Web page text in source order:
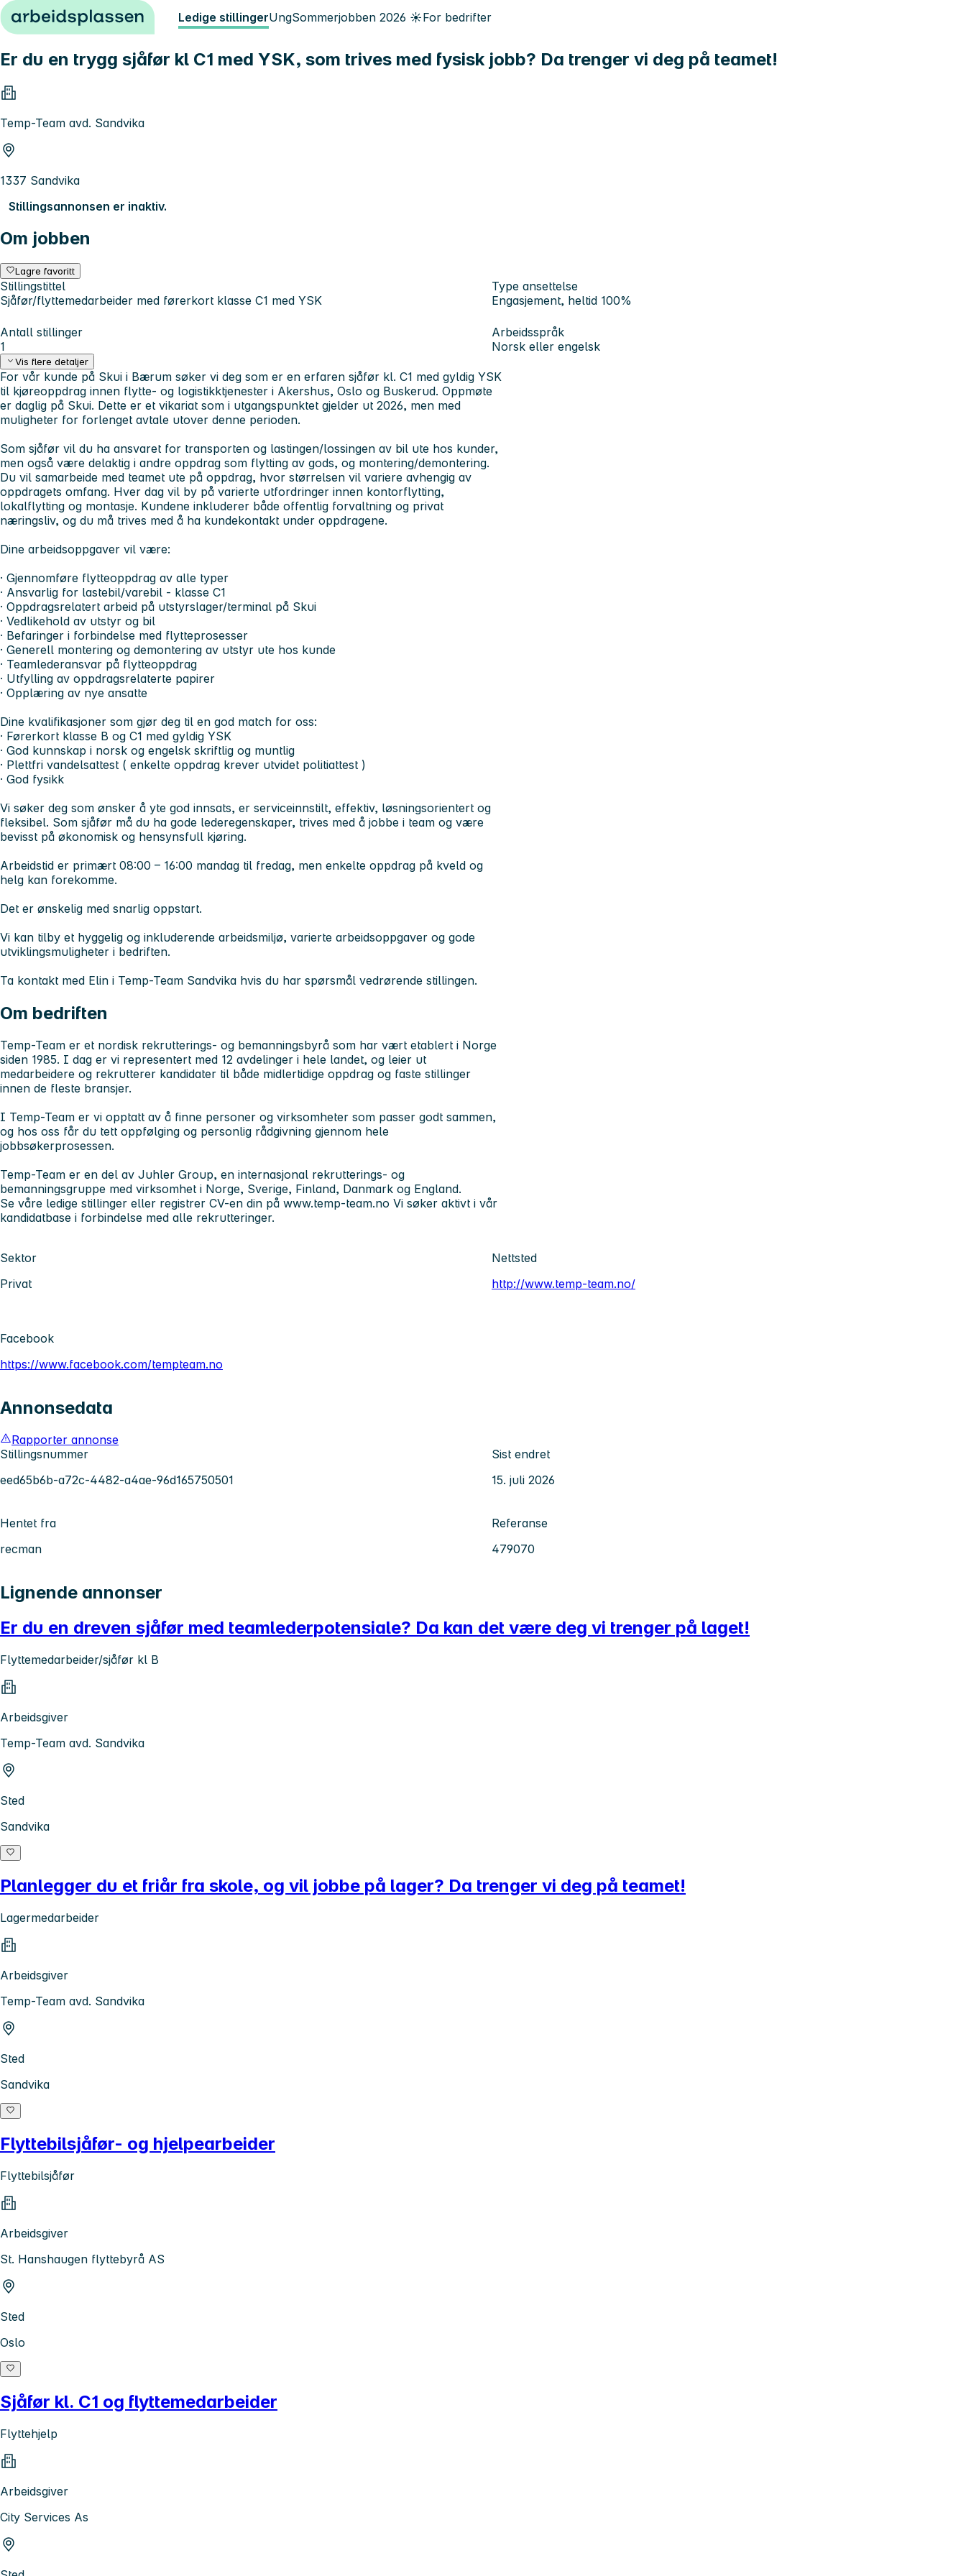
Hopp til innhold Ledige stillingerUngSommerjobben 2026 ☀️For bedrifter
Er du en trygg sjåfør kl C1 med YSK, som trives med fysisk jobb? Da trenger vi deg på teamet!
Temp-Team avd. Sandvika
1337 Sandvika
Stillingsannonsen er inaktiv.
Om jobben
Lagre favoritt
Stillingstittel
Sjåfør/flyttemedarbeider med førerkort klasse C1 med YSK
Type ansettelse
Engasjement, heltid 100%
Antall stillinger
1
Arbeidsspråk
Norsk eller engelsk
Vis flere detaljer
For vår kunde på Skui i Bærum søker vi deg som er en erfaren sjåfør kl. C1 med gyldig YSK
til kjøreoppdrag innen flytte- og logistikktjenester i Akershus, Oslo og Buskerud. Oppmøte
er daglig på Skui. Dette er et vikariat som i utgangspunktet gjelder ut 2026, men med
muligheter for forlenget avtale utover denne perioden.
Som sjåfør vil du ha ansvaret for transporten og lastingen/lossingen av bil ute hos kunder,
men også være delaktig i andre oppdrag som flytting av gods, og montering/demontering.
Du vil samarbeide med teamet ute på oppdrag, hvor størrelsen vil variere avhengig av
oppdragets omfang. Hver dag vil by på varierte utfordringer innen kontorflytting,
lokalflytting og montasje. Kundene inkluderer både offentlig forvaltning og privat
næringsliv, og du må trives med å ha kundekontakt under oppdragene.
Dine arbeidsoppgaver vil være:
· Gjennomføre flytteoppdrag av alle typer
· Ansvarlig for lastebil/varebil - klasse C1
· Oppdragsrelatert arbeid på utstyrslager/terminal på Skui
· Vedlikehold av utstyr og bil
· Befaringer i forbindelse med flytteprosesser
· Generell montering og demontering av utstyr ute hos kunde
· Teamlederansvar på flytteoppdrag
· Utfylling av oppdragsrelaterte papirer
· Opplæring av nye ansatte
Dine kvalifikasjoner som gjør deg til en god match for oss:
· Førerkort klasse B og C1 med gyldig YSK
· God kunnskap i norsk og engelsk skriftlig og muntlig
· Plettfri vandelsattest ( enkelte oppdrag krever utvidet politiattest )
· God fysikk
Vi søker deg som ønsker å yte god innsats, er serviceinnstilt, effektiv, løsningsorientert og
fleksibel. Som sjåfør må du ha gode lederegenskaper, trives med å jobbe i team og være
bevisst på økonomisk og hensynsfull kjøring.
Arbeidstid er primært 08:00 – 16:00 mandag til fredag, men enkelte oppdrag på kveld og
helg kan forekomme.
Det er ønskelig med snarlig oppstart.
Vi kan tilby et hyggelig og inkluderende arbeidsmiljø, varierte arbeidsoppgaver og gode
utviklingsmuligheter i bedriften.
Ta kontakt med Elin i Temp-Team Sandvika hvis du har spørsmål vedrørende stillingen.
Om bedriften
Temp-Team er et nordisk rekrutterings- og bemanningsbyrå som har vært etablert i Norge
siden 1985. I dag er vi representert med 12 avdelinger i hele landet, og leier ut
medarbeidere og rekrutterer kandidater til både midlertidige oppdrag og faste stillinger
innen de fleste bransjer.
I Temp-Team er vi opptatt av å finne personer og virksomheter som passer godt sammen,
og hos oss får du tett oppfølging og personlig rådgivning gjennom hele
jobbsøkerprosessen.
Temp-Team er en del av Juhler Group, en internasjonal rekrutterings- og
bemanningsgruppe med virksomhet i Norge, Sverige, Finland, Danmark og England.
Se våre ledige stillinger eller registrer CV-en din på www.temp-team.no Vi søker aktivt i vår
kandidatbase i forbindelse med alle rekrutteringer.
Sektor
Privat
Nettsted
http://www.temp-team.no/
Facebook
https://www.facebook.com/tempteam.no
Annonsedata
Rapporter annonse
Stillingsnummer
eed65b6b-a72c-4482-a4ae-96d165750501
Sist endret
15. juli 2026
Hentet fra
recman
Referanse
479070
Lignende annonser
Er du en dreven sjåfør med teamlederpotensiale? Da kan det være deg vi trenger på laget!
Flyttemedarbeider/sjåfør kl B
Arbeidsgiver
Temp-Team avd. Sandvika
Sted
Sandvika
Planlegger du et friår fra skole, og vil jobbe på lager? Da trenger vi deg på teamet!
Lagermedarbeider
Arbeidsgiver
Temp-Team avd. Sandvika
Sted
Sandvika
Flyttebilsjåfør- og hjelpearbeider
Flyttebilsjåfør
Arbeidsgiver
St. Hanshaugen flyttebyrå AS
Sted
Oslo
Sjåfør kl. C1 og flyttemedarbeider
Flyttehjelp
Arbeidsgiver
City Services As